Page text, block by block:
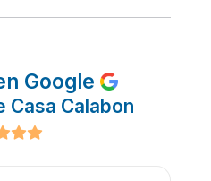
Google
Casa Calabon